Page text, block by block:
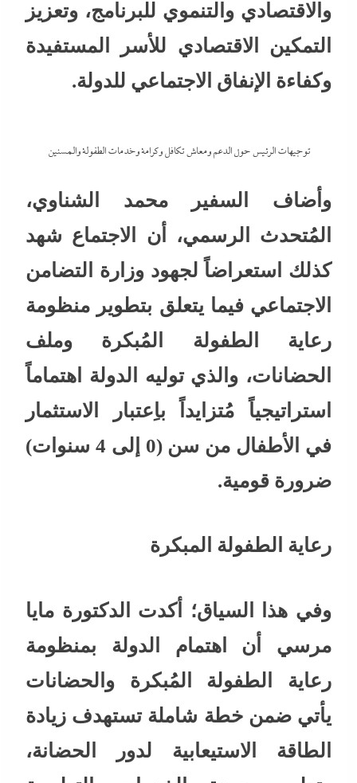
والاقتصادي والتنموي للبرنامج، وتعزيز
التمكين الاقتصادي للأسر المستفيدة
وكفاءة الإنفاق الاجتماعي للدولة.
توجيهات الرئيس حول الدعم ومعاش تكافل وكرامة وخدمات الطفولة والمسنين
وأضاف السفير محمد الشناوي،
المُتحدث الرسمي، أن الاجتماع شهد
كذلك استعراضاً لجهود وزارة التضامن
الاجتماعي فيما يتعلق بتطوير منظومة
رعاية الطفولة المُبكرة وملف
الحضانات، والذي توليه الدولة اهتماماً
استراتيجياً مُتزايداً باِعتبار الاستثمار
في الأطفال من سن (0 إلى 4 سنوات)
ضرورة قومية.
رعاية الطفولة المبكرة
وفي هذا السياق؛ أكدت الدكتورة مايا
مرسي أن اهتمام الدولة بمنظومة
رعاية الطفولة المُبكرة والحضانات
يأتي ضمن خطة شاملة تستهدف زيادة
الطاقة الاستيعابية لدور الحضانة،